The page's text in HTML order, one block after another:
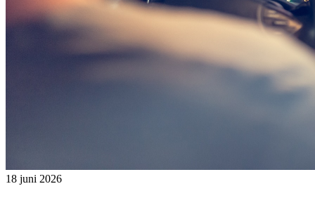
18 juni 2026